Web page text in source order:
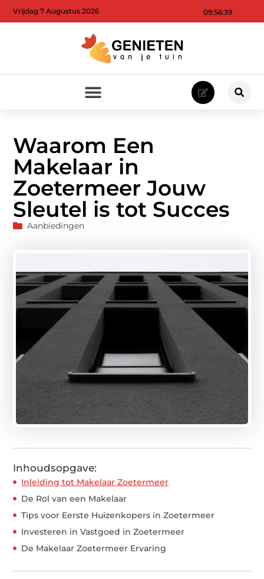
09:56:41
Vrijdag 7 Augustus 2026
Waarom Een
Makelaar in
Zoetermeer Jouw
Sleutel is tot Succes
Aanbiedingen
Inhoudsopgave:
Inleiding tot Makelaar Zoetermeer
De Rol van een Makelaar
Tips voor Eerste Huizenkopers in Zoetermeer
Investeren in Vastgoed in Zoetermeer
De Makelaar Zoetermeer Ervaring